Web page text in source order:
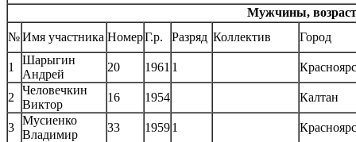
Мужчины,
№Имя участника НомерГ.р. Разряд Коллектив Город
1
Шарыгин
Андрей
20 1961 1
2
Человечкин
Виктор
16 1954 Калтан
3
Мусиенко
Владимир
33 19591